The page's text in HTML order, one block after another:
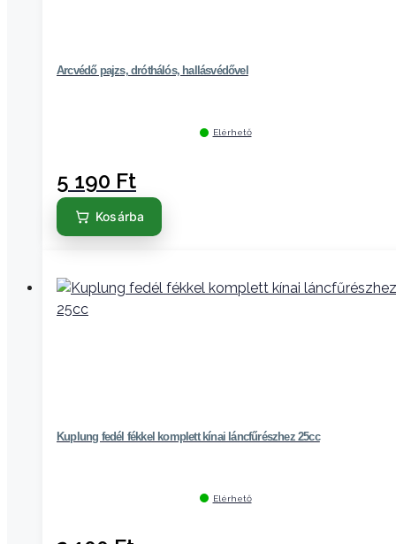
Arcvédő pajzs, dróthálós, hallásvédővel
Elérhető
5 190 Ft
Kosárba
Kuplung fedél fékkel komplett kínai láncfűrészhez 25cc
Elérhető